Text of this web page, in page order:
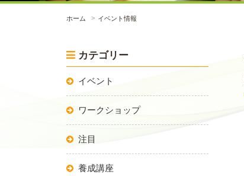
ホーム イベント情報
カテゴリー
イベント
ワークショップ
注目
養成講座